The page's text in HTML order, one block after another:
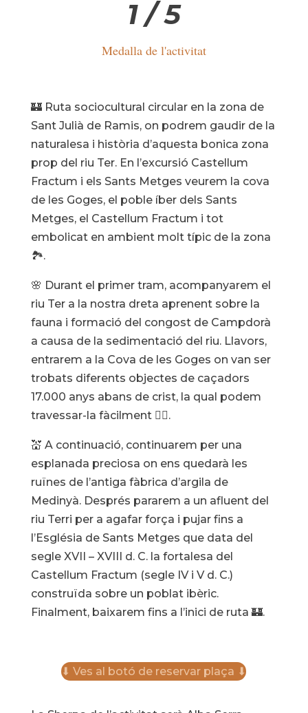
1 / 5
Medalla de l'activitat
🏰 Ruta sociocultural circular en la zona de
Sant Julià de Ramis, on podrem gaudir de la
naturalesa i història d’aquesta bonica zona
prop del riu Ter. En l’excursió Castellum
Fractum i els Sants Metges veurem la cova
de les Goges, el poble íber dels Sants
Metges, el Castellum Fractum i tot
embolicat en ambient molt típic de la zona
🏞️.
🌸 Durant el primer tram, acompanyarem el
riu Ter a la nostra dreta aprenent sobre la
fauna i formació del congost de Campdorà
a causa de la sedimentació del riu. Llavors,
entrarem a la Cova de les Goges on van ser
trobats diferents objectes de caçadors
17.000 anys abans de crist, la qual podem
travessar-la fàcilment 🧚‍♀️.
💒 A continuació, continuarem per una
esplanada preciosa on ens quedarà les
ruïnes de l’antiga fàbrica d’argila de
Medinyà. Després pararem a un afluent del
riu Terri per a agafar força i pujar fins a
l’Església de Sants Metges que data del
segle XVII – XVIII d. C. la fortalesa del
Castellum Fractum (segle IV i V d. C.)
construïda sobre un poblat ibèric.
Finalment, baixarem fins a l’inici de ruta 🏰.
⬇ Ves al botó de reservar plaça ⬇